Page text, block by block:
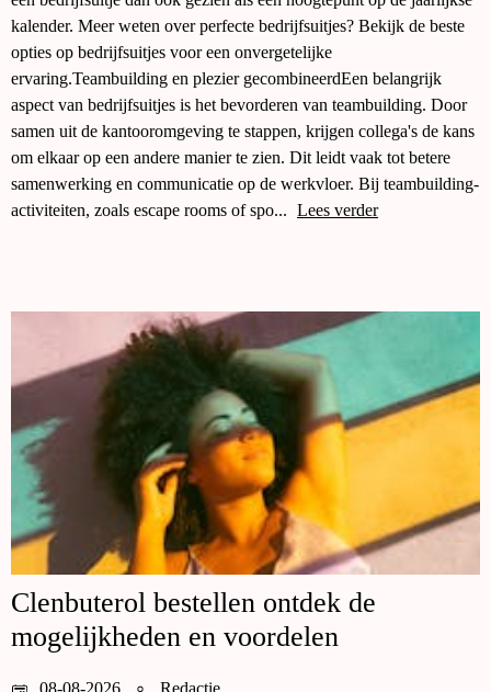
kalender. Meer weten over perfecte bedrijfsuitjes? Bekijk de beste
opties op bedrijfsuitjes voor een onvergetelijke
ervaring.Teambuilding en plezier gecombineerdEen belangrijk
aspect van bedrijfsuitjes is het bevorderen van teambuilding. Door
samen uit de kantooromgeving te stappen, krijgen collega's de kans
om elkaar op een andere manier te zien. Dit leidt vaak tot betere
samenwerking en communicatie op de werkvloer. Bij teambuilding-
activiteiten, zoals escape rooms of spo... Lees verder
Clenbuterol bestellen ontdek de
mogelijkheden en voordelen